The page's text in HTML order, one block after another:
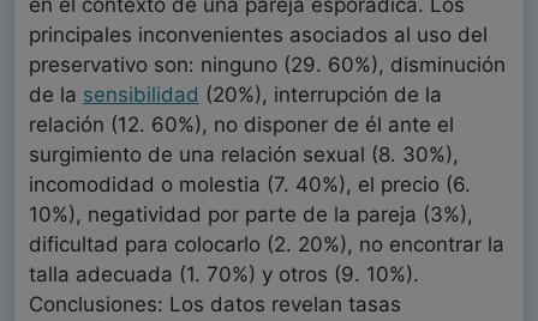
en el contexto de una pareja esporádica. Los
principales inconvenientes asociados al uso del
preservativo son: ninguno (29. 60%), disminución
de la sensibilidad (20%), interrupción de la
relación (12. 60%), no disponer de él ante el
surgimiento de una relación sexual (8. 30%),
incomodidad o molestia (7. 40%), el precio (6.
10%), negatividad por parte de la pareja (3%),
dificultad para colocarlo (2. 20%), no encontrar la
talla adecuada (1. 70%) y otros (9. 10%).
Conclusiones: Los datos revelan tasas